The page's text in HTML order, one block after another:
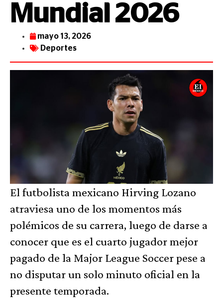
Mundial 2026
mayo 13, 2026
Deportes
El futbolista mexicano Hirving Lozano
atraviesa uno de los momentos más
polémicos de su carrera, luego de darse a
conocer que es el cuarto jugador mejor
pagado de la Major League Soccer pese a
no disputar un solo minuto oficial en la
presente temporada.